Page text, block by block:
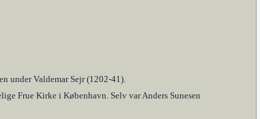
under Valdemar Sejr (1202-41).
Frue Kirke i København. Selv var Anders Sunesen